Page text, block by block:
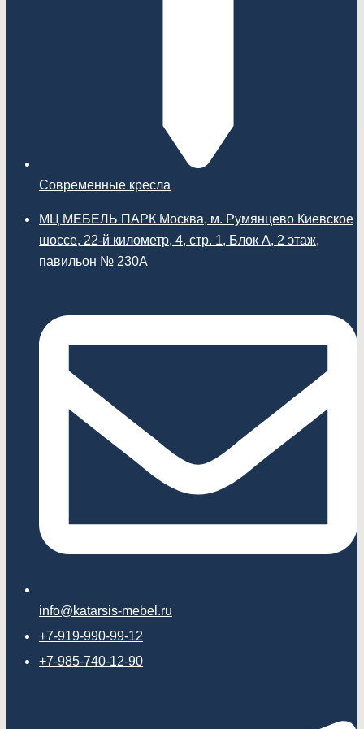
Современные кресла
МЦ МЕБЕЛЬ ПАРК Москва, м. Румянцево Киевское
шоссе, 22-й километр, 4, стр. 1, Блок А, 2 этаж,
павильон № 230А
info@katarsis-mebel.ru
+7-919-990-99-12
+7-985-740-12-90